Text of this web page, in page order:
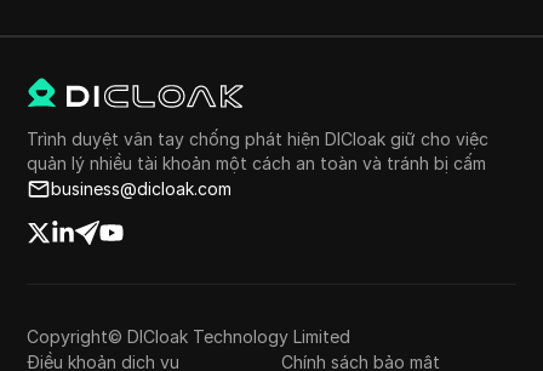
Trình duyệt vân tay chống phát hiện DICloak giữ cho việc
quản lý nhiều tài khoản một cách an toàn và tránh bị cấm
business@dicloak.com
Copyright© DICloak Technology Limited
Điều khoản dịch vụ
Chính sách bảo mật